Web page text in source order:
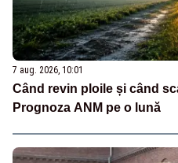
7 aug. 2026, 10:01
Când revin ploile și când
Prognoza ANM pe o lună